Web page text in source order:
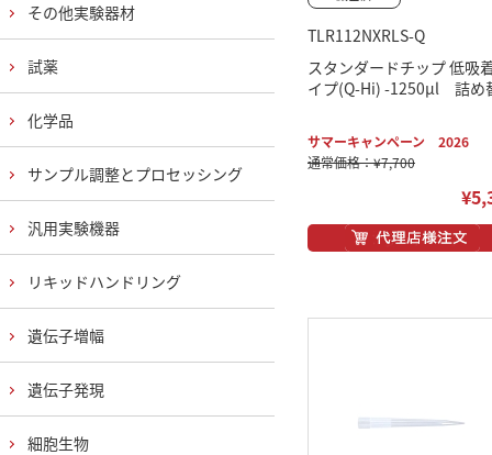
TLR112NXRLS-Q
スタンダードチップ 低吸
イプ(Q-Hi) -1250μl 詰め
サマーキャンペーン 2026
通常価格：¥7,700
その他実験器材
試薬
化学品
サンプル調整とプロセッシング
汎用実験機器
リキッドハンドリング
遺伝子増幅
遺伝子発現
細胞生物